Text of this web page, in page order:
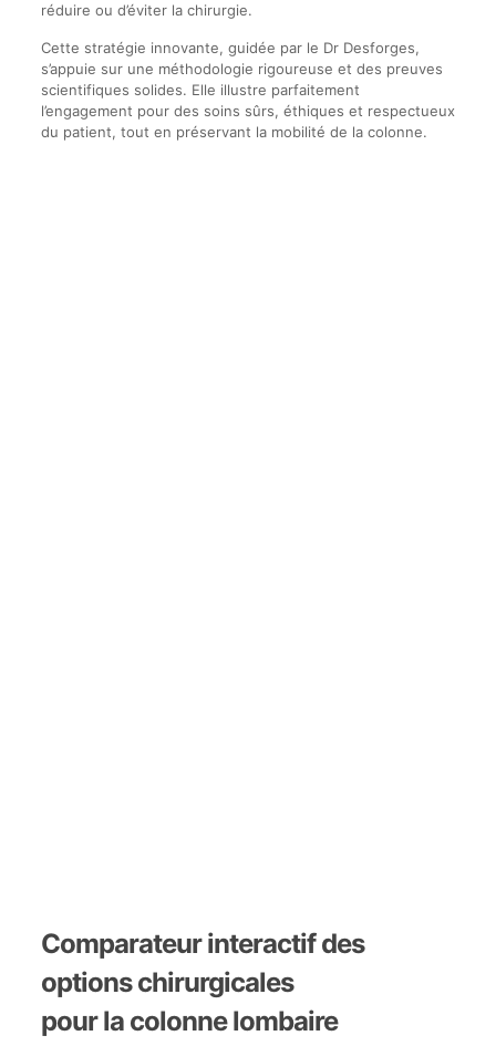
réduire ou d’éviter la chirurgie.
Cette stratégie innovante, guidée par le Dr Desforges,
s’appuie sur une méthodologie rigoureuse et des preuves
scientifiques solides. Elle illustre parfaitement
l’engagement pour des soins sûrs, éthiques et respectueux
du patient, tout en préservant la mobilité de la colonne.
Comparateur interactif des
options chirurgicales
pour la colonne lombaire